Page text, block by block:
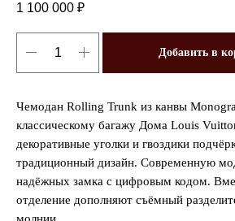
1 100 000 ₽
Добавить в
Чемодан Rolling Trunk из канвы
классическому багажу Дома Louis
декоративные уголки и гвоздики
традиционный дизайн. Современную
надёжных замка с цифровым кодом.
отделение дополняют съёмный
молнии.